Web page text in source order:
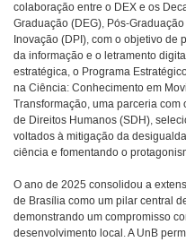
colaboração entre o DEX e os
Graduação (DEG), Pós-
Inovação (DPI), com o objetivo de
da informação e o letramento
estratégica, o Programa
na Ciência: Conhecimento em
Transformação, uma parceria com
de Direitos Humanos (SDH),
voltados à mitigação da
ciência e fomentando o
O ano de 2025 consolidou a
de Brasília como um pilar central
demonstrando um compromisso
desenvolvimento local. A UnB